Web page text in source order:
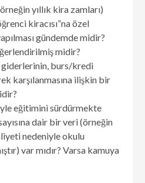
yıllık kira zamları)
kiracısı”na özel
gündemde midir?
midir?
giderlerinin, burs/kredi
karşılanmasına ilişkin bir
eğitimini sürdürmekte
dair bir veri (örneğin
nedeniyle okulu
var mıdır? Varsa kamuya